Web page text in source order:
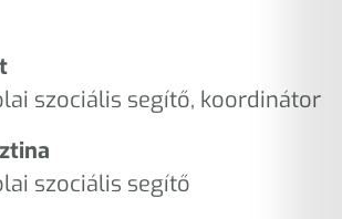
szociális segítő, koordinátor
szociális segítő